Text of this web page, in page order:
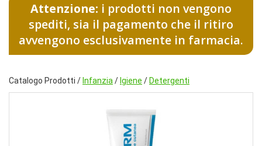
Attenzione: i prodotti non vengono
spediti, sia il pagamento che il ritiro
avvengono esclusivamente in farmacia.
Catalogo Prodotti / Infanzia / Igiene / Detergenti